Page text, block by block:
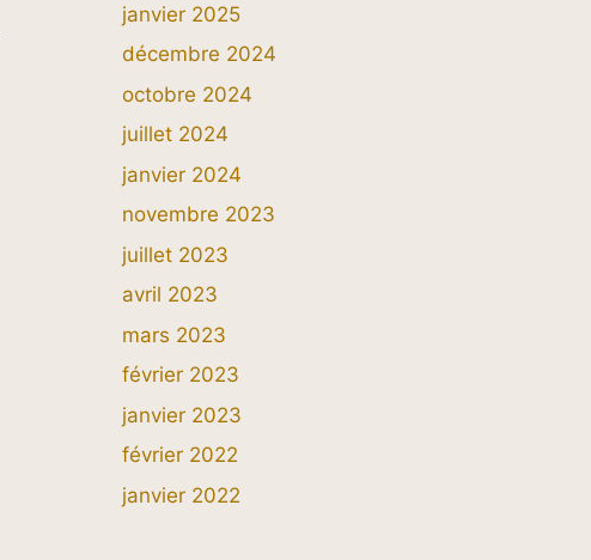
janvier 2025
décembre 2024
octobre 2024
juillet 2024
janvier 2024
novembre 2023
juillet 2023
avril 2023
mars 2023
février 2023
janvier 2023
février 2022
janvier 2022